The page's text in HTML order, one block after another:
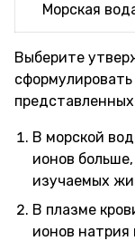
Морская
Выберите
В морской
ионов
изучаемых
В плазме
ионов натрия